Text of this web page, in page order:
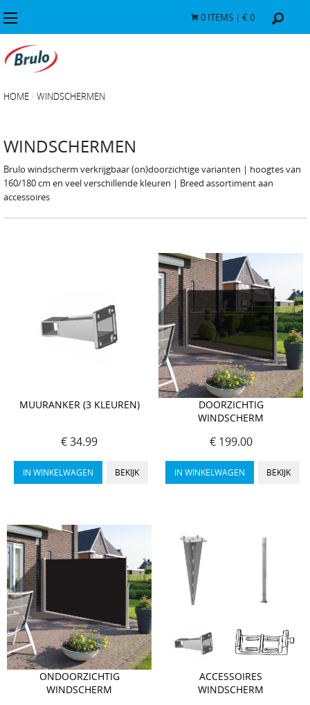
0 ITEMS | €0
HOME WINDSCHERMEN
WINDSCHERMEN
Brulo windscherm verkrijgbaar (on)doorzichtige varianten | hoogtes van
160/180 cm en veel verschillende kleuren | Breed assortiment aan
accessoires
MUURANKER (3 KLEUREN)
€ 34.99
IN WINKELWAGEN BEKIJK
DOORZICHTIG
WINDSCHERM
€ 199.00
IN WINKELWAGEN BEKIJK
ONDOORZICHTIG
WINDSCHERM
ACCESSOIRES
WINDSCHERM